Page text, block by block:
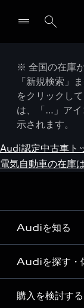
※ 全国の在庫
「新規検索」
をクリックし
は、「…」アイ
示されます。
Audi認定中古車ト
電気自動車の在庫
Audiを知る
Audi ブランド
Story of Progress
Audiを探す・
ディーラー検索
購入を検討する